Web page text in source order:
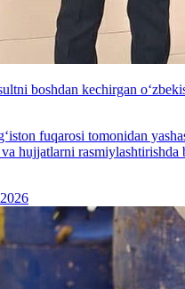
boshdan kechirgan
fuqarosi tomonidan
hujjatlarni rasmiylashtirishda